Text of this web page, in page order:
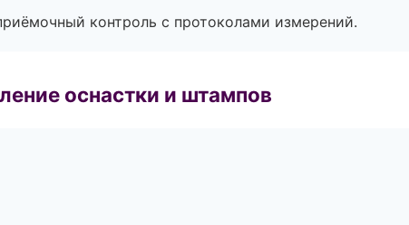
контроль с протоколами измерений.
оснастки и штампов